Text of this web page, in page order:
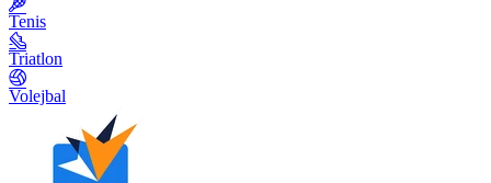
Tenis
Triatlon
Volejbal